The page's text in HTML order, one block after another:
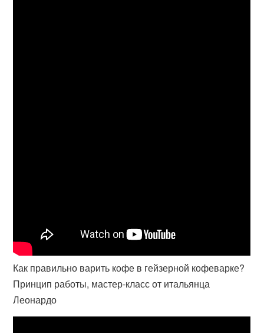
Как правильно варить кофе в гейзерной кофеварке?
Принцип работы, мастер-класс от итальянца
Леонардо